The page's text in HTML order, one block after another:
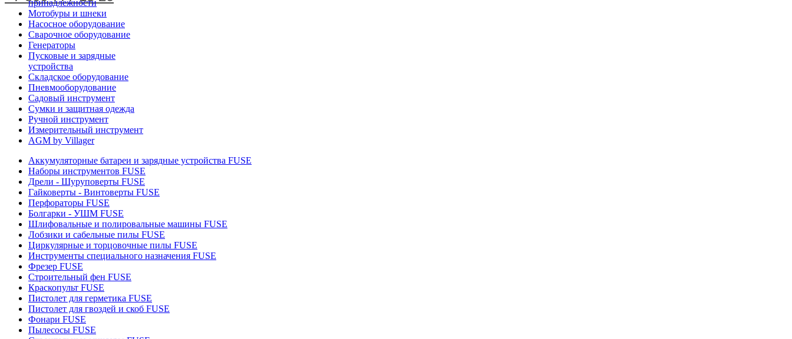
О КОМПАНИИ
ДОСТАВКА
ДИЛЕРАМ
БЛОГ
КОНТАКТЫ
ПАРТНЕРЫ
принадлежности
Мотобуры и шнеки
Насосное оборудование
Сварочное оборудование
Генераторы
Пусковые и зарядные
устройства
Складское оборудование
Пневмооборудование
Садовый инструмент
Сумки и защитная одежда
Ручной инструмент
Измерительный инструмент
AGM by Villager
Аккумуляторные батареи и зарядные устройства FUSE
Наборы инструментов FUSE
Дрели - Шуруповерты FUSE
Гайковерты - Винтоверты FUSE
Перфораторы FUSE
Болгарки - УШМ FUSE
Шлифовальные и полировальные машины FUSE
Лобзики и сабельные пилы FUSE
Циркулярные и торцовочные пилы FUSE
Инструменты специального назначения FUSE
Фрезер FUSE
Строительный фен FUSE
Краскопульт FUSE
Пистолет для герметика FUSE
Пистолет для гвоздей и скоб FUSE
Фонари FUSE
Пылесосы FUSE